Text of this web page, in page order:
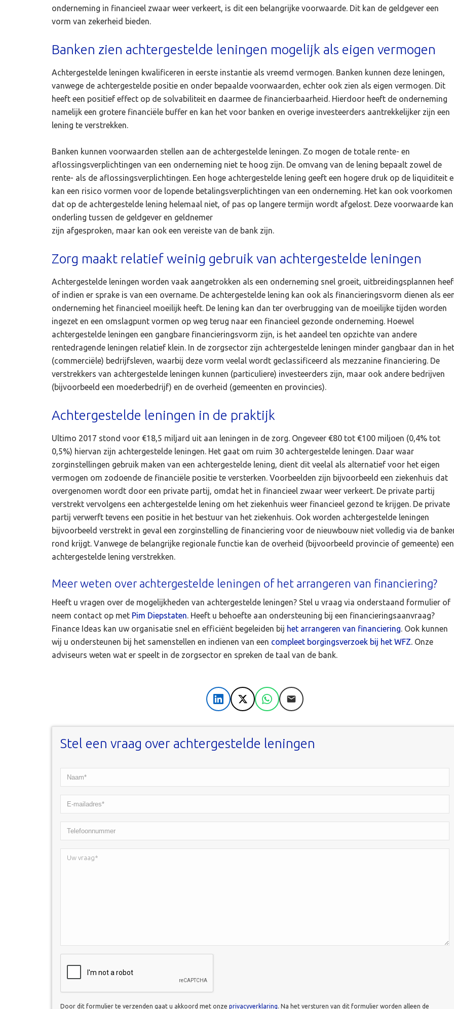
onderneming in financieel zwaar weer verkeert, is dit een belangrijke voorwaarde. Dit kan de geldgever een
vorm van zekerheid bieden.
Banken zien achtergestelde leningen mogelijk als eigen vermogen
Achtergestelde leningen kwalificeren in eerste instantie als vreemd vermogen. Banken kunnen deze leningen,
vanwege de achtergestelde positie en onder bepaalde voorwaarden, echter ook zien als eigen vermogen. Dit
heeft een positief effect op de solvabiliteit en daarmee de financierbaarheid. Hierdoor heeft de onderneming
namelijk een grotere financiële buffer en kan het voor banken en overige investeerders aantrekkelijker zijn een
lening te verstrekken.
Banken kunnen voorwaarden stellen aan de achtergestelde leningen. Zo mogen de totale rente- en
aflossingsverplichtingen van een onderneming niet te hoog zijn. De omvang van de lening bepaalt zowel de
rente- als de aflossingsverplichtingen. Een hoge achtergestelde lening geeft een hogere druk op de liquiditeit
kan een risico vormen voor de lopende betalingsverplichtingen van een onderneming. Het kan ook voorkomen
dat op de achtergestelde lening helemaal niet, of pas op langere termijn wordt afgelost. Deze voorwaarde kan
onderling tussen de geldgever en geldnemer
zijn afgesproken, maar kan ook een vereiste van de bank zijn.
Zorg maakt relatief weinig gebruik van achtergestelde leningen
Achtergestelde leningen worden vaak aangetrokken als een onderneming snel groeit, uitbreidingsplannen
of indien er sprake is van een overname. De achtergestelde lening kan ook als financieringsvorm dienen als
onderneming het financieel moeilijk heeft. De lening kan dan ter overbrugging van de moeilijke tijden worden
ingezet en een omslagpunt vormen op weg terug naar een financieel gezonde onderneming. Hoewel
achtergestelde leningen een gangbare financieringsvorm zijn, is het aandeel ten opzichte van andere
rentedragende leningen relatief klein. In de zorgsector zijn achtergestelde leningen minder gangbaar dan in het
(commerciële) bedrijfsleven, waarbij deze vorm veelal wordt geclassificeerd als mezzanine financiering. De
verstrekkers van achtergestelde leningen kunnen (particuliere) investeerders zijn, maar ook andere bedrijven
(bijvoorbeeld een moederbedrijf) en de overheid (gemeenten en provincies).
Achtergestelde leningen in de praktijk
Ultimo 2017 stond voor €18,5 miljard uit aan leningen in de zorg. Ongeveer €80 tot €100 miljoen (0,4% tot
0,5%) hiervan zijn achtergestelde leningen. Het gaat om ruim 30 achtergestelde leningen. Daar waar
zorginstellingen gebruik maken van een achtergestelde lening, dient dit veelal als alternatief voor het eigen
vermogen om zodoende de financiële positie te versterken. Voorbeelden zijn bijvoorbeeld een ziekenhuis dat
overgenomen wordt door een private partij, omdat het in financieel zwaar weer verkeert. De private partij
verstrekt vervolgens een achtergestelde lening om het ziekenhuis weer financieel gezond te krijgen. De private
partij verwerft tevens een positie in het bestuur van het ziekenhuis. Ook worden achtergestelde leningen
bijvoorbeeld verstrekt in geval een zorginstelling de financiering voor de nieuwbouw niet volledig via de
rond krijgt. Vanwege de belangrijke regionale functie kan de overheid (bijvoorbeeld provincie of gemeente) een
achtergestelde lening verstrekken.
Meer weten over achtergestelde leningen of het arrangeren van financiering?
Heeft u vragen over de mogelijkheden van achtergestelde leningen? Stel u vraag via onderstaand formulier of
neem contact op met Pim Diepstaten. Heeft u behoefte aan ondersteuning bij een financieringsaanvraag?
Finance Ideas kan uw organisatie snel en efficiënt begeleiden bij het arrangeren van financiering. Ook kunnen
wij u ondersteunen bij het samenstellen en indienen van een compleet borgingsverzoek bij het WFZ. Onze
adviseurs weten wat er speelt in de zorgsector en spreken de taal van de bank.
LinkedIn
X WhatsApp
E-mail
Stel een vraag over achtergestelde leningen
Naam*
*
E-
mailadres*
Telefoonnummer
Uw
Door dit formulier te verzenden gaat u akkoord met onze privacyverklaring. Na het versturen van dit formulier worden alleen de